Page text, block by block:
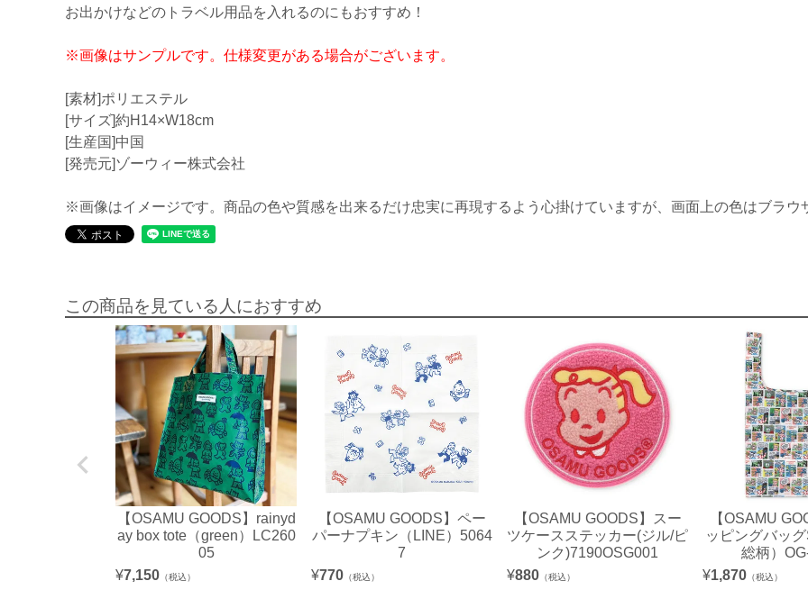
お出かけなどのトラベル用品を入れるのにもおすすめ！
※画像はサンプルです。仕様変更がある場合がございます。
[素材]ポリエステル
[サイズ]約H14×W18cm
[生産国]中国
[発売元]ゾーウィー株式会社
※画像はイメージです。商品の色や質感を出来るだけ忠実に再現するよう心掛けていますが、画面上の色はブラ
この商品を見ている人におすすめ
【OSAMU GOODS】rainyd
ay box tote（green）LC260
05
¥7,150 （税込）
【OSAMU GOODS】ペー
パーナプキン（LINE）5064
7
¥770 （税込）
【OSAMU GOODS】スー
ツケースステッカー(ジル/ピ
ンク)7190OSG001
¥880 （税込）
【OSAMU
ッピングバッ
総柄）
¥1,870 （税込）